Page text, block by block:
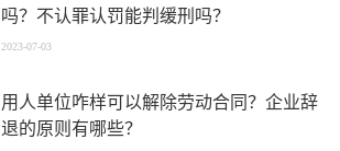
吗？不认罪认罚能判缓刑吗？
2023-07-03
用人单位咋样可以解除劳动合同？企业辞
退的原则有哪些？